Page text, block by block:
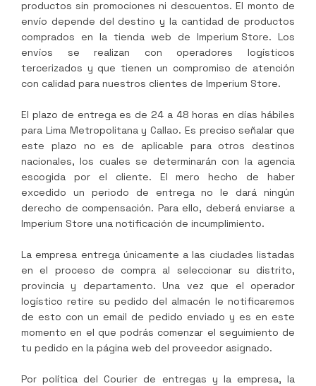
productos sin promociones ni descuentos. El monto de
envío depende del destino y la cantidad de productos
comprados en la tienda web de Imperium Store. Los
envíos se realizan con operadores logísticos
tercerizados y que tienen un compromiso de atención
con calidad para nuestros clientes de Imperium Store.
El plazo de entrega es de 24 a 48 horas en días hábiles
para Lima Metropolitana y Callao. Es preciso señalar que
este plazo no es de aplicable para otros destinos
nacionales, los cuales se determinarán con la agencia
escogida por el cliente. El mero hecho de haber
excedido un periodo de entrega no le dará ningún
derecho de compensación. Para ello, deberá enviarse a
Imperium Store una notificación de incumplimiento.
La empresa entrega únicamente a las ciudades listadas
en el proceso de compra al seleccionar su distrito,
provincia y departamento. Una vez que el operador
logístico retire su pedido del almacén le notificaremos
de esto con un email de pedido enviado y es en este
momento en el que podrás comenzar el seguimiento de
tu pedido en la página web del proveedor asignado.
Por política del Courier de entregas y la empresa, la